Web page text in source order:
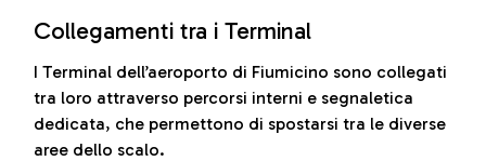
Collegamenti tra i Terminal
I Terminal dell’aeroporto di Fiumicino sono collegati
tra loro attraverso percorsi interni e segnaletica
dedicata, che permettono di spostarsi tra le diverse
aree dello scalo.